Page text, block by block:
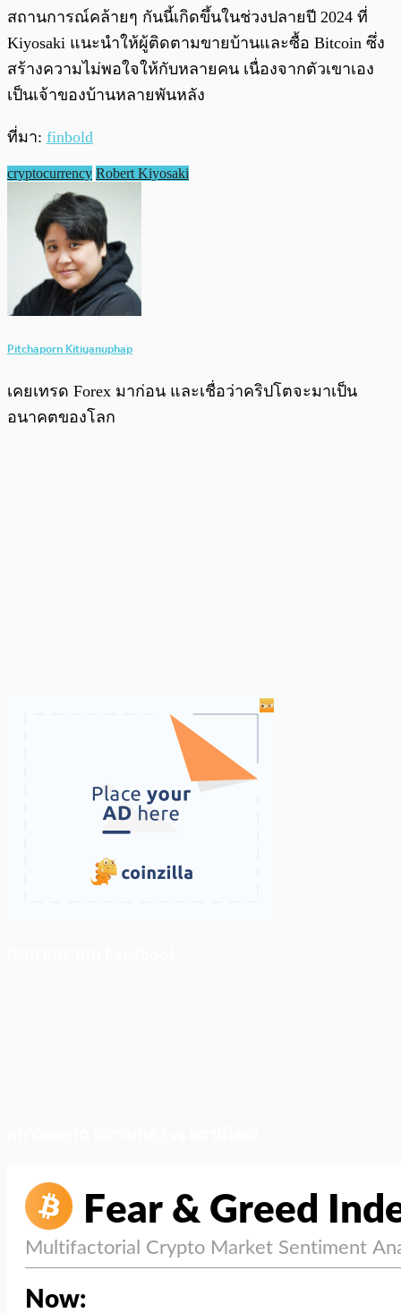
สถานการณ์คล้ายๆ กันนี้เกิดขึ้นในช่วงปลายปี 2024 ที่
Kiyosaki แนะนำให้ผู้ติดตามขายบ้านและซื้อ Bitcoin ซึ่ง
สร้างความไม่พอใจให้กับหลายคน เนื่องจากตัวเขาเอง
เป็นเจ้าของบ้านหลายพันหลัง
ที่มา: finbold
cryptocurrency Robert Kiyosaki
Pitchaporn Kitiyanuphap
เคยเทรด Forex มาก่อน และเชื่อว่าคริปโตจะมาเป็น
อนาคตของโลก